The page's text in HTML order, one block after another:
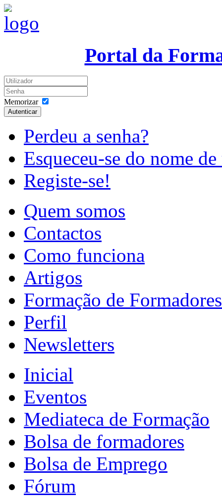
Portal da
Memorizar
Autenticar
Perdeu a senha?
Esqueceu-se do nome
Registe-se!
Quem somos
Contactos
Como funciona
Artigos
Formação de Formadores
Perfil
Newsletters
Inicial
Eventos
Mediateca de Formação
Bolsa de formadores
Bolsa de Emprego
Fórum